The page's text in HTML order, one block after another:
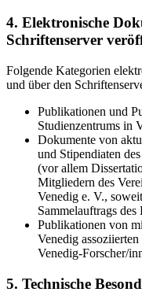
4. Elektronische
Schriftenserver
Folgende Kategorien
und über den
Publikationen und
Studienzentrums in
Dokumente von
und Stipendiaten
(vor allem
Mitgliedern des
Venedig e. V.,
Sammelauftrags
Publikationen von
Venedig
Venedig-Forscher/
5. Technische